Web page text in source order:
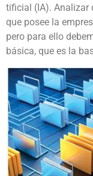
tificial (IA). Analizar
que posee la
pero para ello
básica, que es la